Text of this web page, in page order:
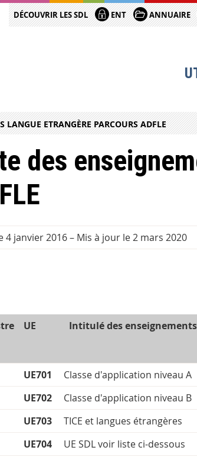
DÉCOUVRIR LES SDL ENT ANNUAIRE
LANGUE ETRANGÈRE PARCOURS ADFLE
des
4 janvier 2016– Mis à jour le 2 mars 2020
UE Intitulé des enseignements
UE701 Classe d'application niveau A
UE702
Classe d'application niveau B
UE703
TICE et langues étrangères
UE704
UE SDL voir liste ci-dessous